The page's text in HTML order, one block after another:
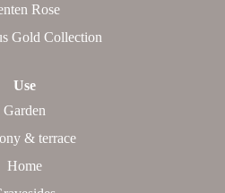
Rose
Gold Collection
Use
Garden
& terrace
Home